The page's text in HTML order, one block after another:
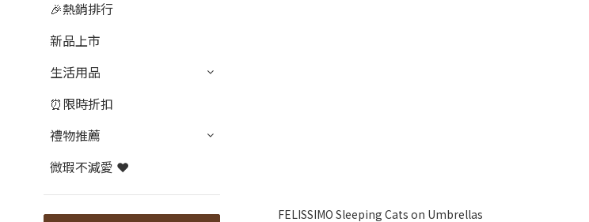
🎉熱銷排行
新品上市
生活用品
⏰限時折扣
禮物推薦
微瑕不減愛 ❤️
FELISSIMO Sleeping Cats on Umbrellas